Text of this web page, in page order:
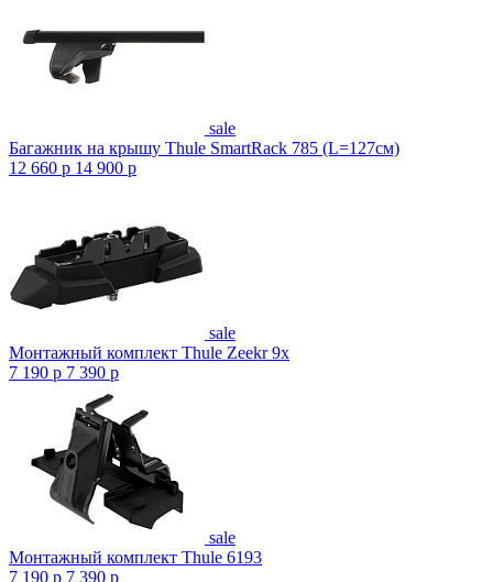
sale
Багажник на крышу Thule SmartRack 785 (L=127см)
12 660 p 14 900 p
sale
Монтажный комплект Thule Zeekr 9x
7 190 p 7 390 p
sale
Монтажный комплект Thule 6193
7 190 p 7 390 p